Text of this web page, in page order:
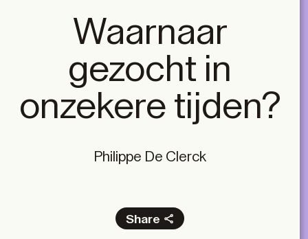
Waarnaar
gezocht in
onzekere tijden?
Philippe De Clerck
Share